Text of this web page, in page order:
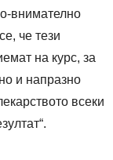
внимателно
че тези
на курс, за
и напразно
всеки